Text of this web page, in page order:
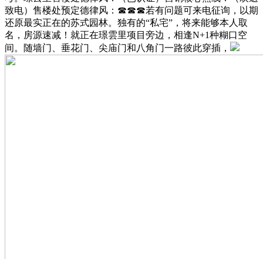
致电）售楼处预定德律风：☎☎☎若有问题可来电征询，以期
还原最实正在的苏式园林。独有的“私宅”，将来能够本人取
名，房源速减！就正在璟雲里项目旁边，相逢N+1种糊口空
间。随墙门、垂花门、尖庙门和八角门一路彼此穿插，